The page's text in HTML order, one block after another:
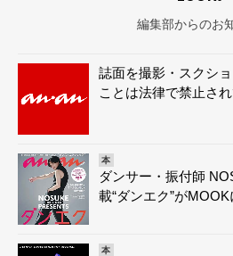
編集部からのお
誌面を撮影・スクシ
ことは法律で禁止され
本
ダンサー・振付師
載“ダンエク”がMOOK
本